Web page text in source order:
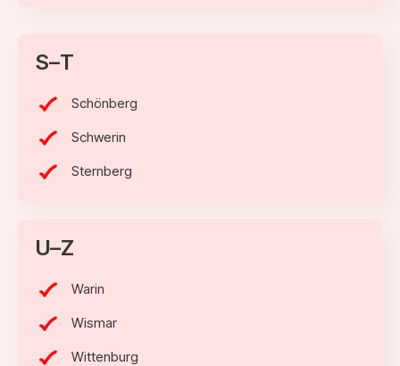
S–T
Schönberg
Schwerin
Sternberg
U–Z
Warin
Wismar
Wittenburg